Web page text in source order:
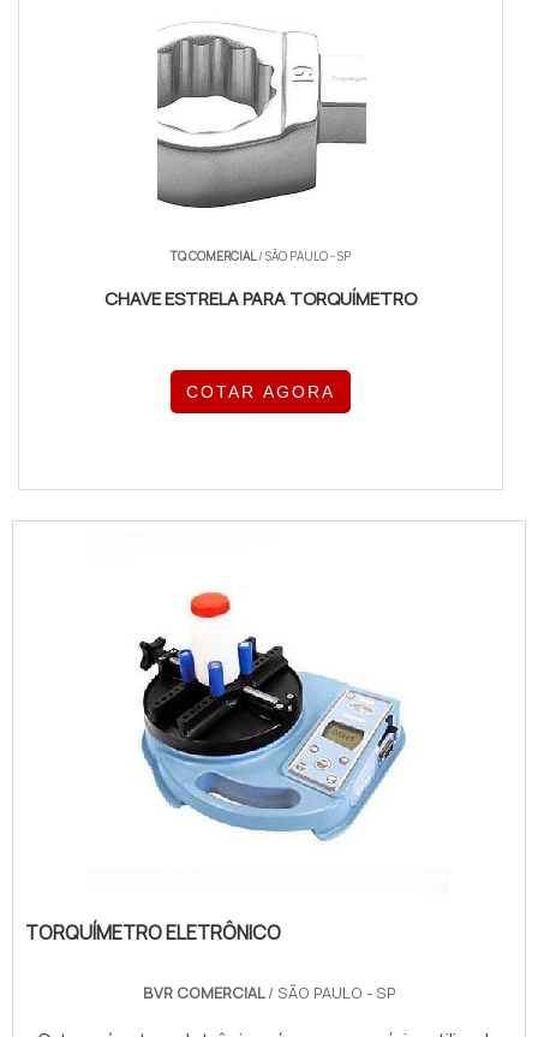
TQ COMERCIAL/ SÃO PAULO - SP
CHAVE ESTRELA PARA TORQUÍMETRO
COTAR AGORA
TORQUÍMETRO ELETRÔNICO
BVR COMERCIAL/ SÃO PAULO - SP